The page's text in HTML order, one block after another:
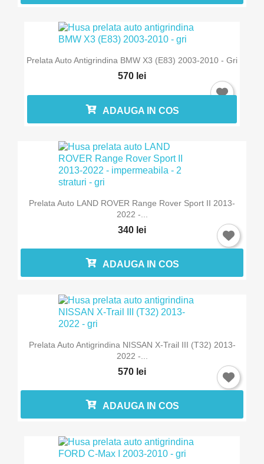
Prelata Auto Antigrindina BMW X3 (E83) 2003-2010 - Gri
570 lei
ADAUGA IN COS
Prelata Auto LAND ROVER Range Rover Sport II 2013-
2022 -...
340 lei
ADAUGA IN COS
Prelata Auto Antigrindina NISSAN X-Trail III (T32) 2013-
2022 -...
570 lei
ADAUGA IN COS